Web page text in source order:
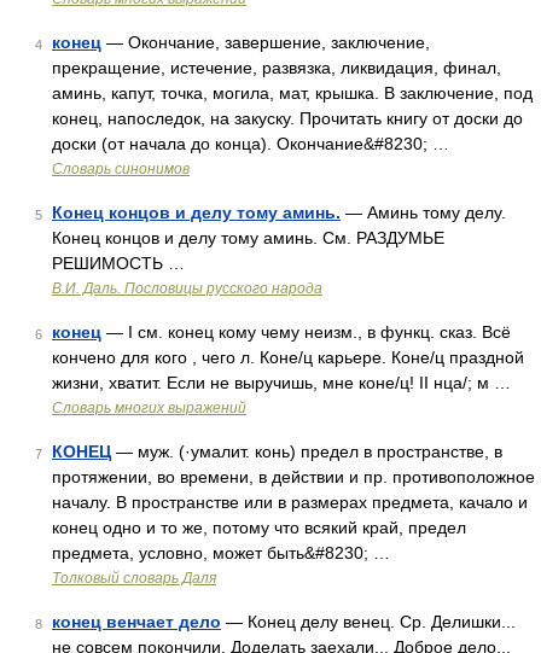
4 конец — Окончание, завершение, заключение,
прекращение, истечение, развязка, ликвидация, финал,
аминь, капут, точка, могила, мат, крышка. В заключение, под
конец, напоследок, на закуску. Прочитать книгу от доски до
доски (от начала до конца). Окончание&#8230; …
Словарь синонимов
5 Конец концов и делу тому аминь. — Аминь тому делу.
Конец концов и делу тому аминь. См. РАЗДУМЬЕ
РЕШИМОСТЬ …
В.И. Даль. Пословицы русского народа
6 конец — I см. конец кому чему неизм., в функц. сказ. Всё
кончено для кого , чего л. Коне/ц карьере. Коне/ц праздной
жизни, хватит. Если не выручишь, мне коне/ц! II нца/; м …
Словарь многих выражений
7 КОНЕЦ — муж. (·умалит. конь) предел в пространстве, в
протяжении, во времени, в действии и пр. противоположное
началу. В пространстве или в размерах предмета, качало и
конец одно и то же, потому что всякий край, предел
предмета, условно, может быть&#8230; …
Толковый словарь Даля
8 конец венчает дело — Конец делу венец. Ср. Делишки...
не совсем покончили. Доделать заехали... Доброе дело...